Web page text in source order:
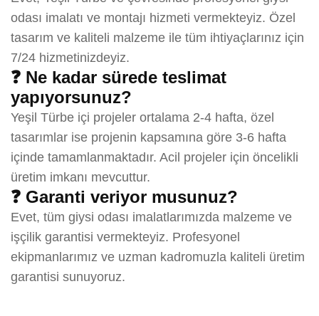
odası imalatı ve montajı hizmeti vermekteyiz. Özel
tasarım ve kaliteli malzeme ile tüm ihtiyaçlarınız için
7/24 hizmetinizdeyiz.
❓ Ne kadar sürede teslimat
yapıyorsunuz?
Yeşil Türbe içi projeler ortalama 2-4 hafta, özel
tasarımlar ise projenin kapsamına göre 3-6 hafta
içinde tamamlanmaktadır. Acil projeler için öncelikli
üretim imkanı mevcuttur.
❓ Garanti veriyor musunuz?
Evet, tüm giysi odası imalatlarımızda malzeme ve
işçilik garantisi vermekteyiz. Profesyonel
ekipmanlarımız ve uzman kadromuzla kaliteli üretim
garantisi sunuyoruz.